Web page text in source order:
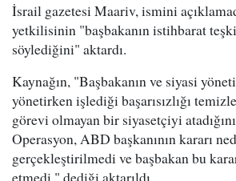
İsrail gazetesi Maariv, ismini
yetkilisinin "başbakanın istihbarat
söylediğini" aktardı.
Kaynağın, "Başbakanın ve siyasi
yönetirken işlediği başarısızlığı
görevi olmayan bir siyasetçiyi
Operasyon, ABD başkanının kararı
gerçekleştirilmedi ve başbakan bu